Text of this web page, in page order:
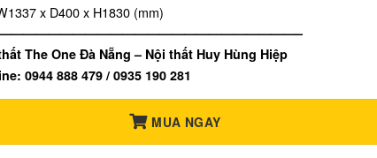
x D400 x H1830 (mm)
The One Đà Nẵng – Nội thất Huy Hùng Hiệp
0944 888 479 / 0935 190 281
MUA NGAY